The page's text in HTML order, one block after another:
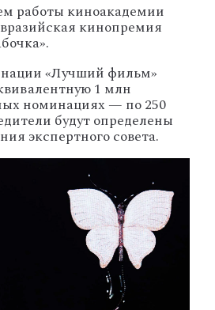
работы киноакадемии
кинопремия
«Лучший фильм»
1 млн
номинациях — по 250
будут определены
экспертного совета.